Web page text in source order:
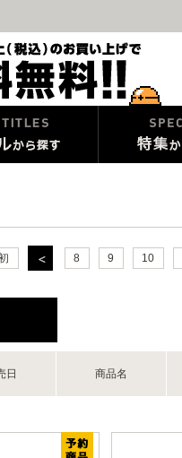
8 9 10
日 商品名